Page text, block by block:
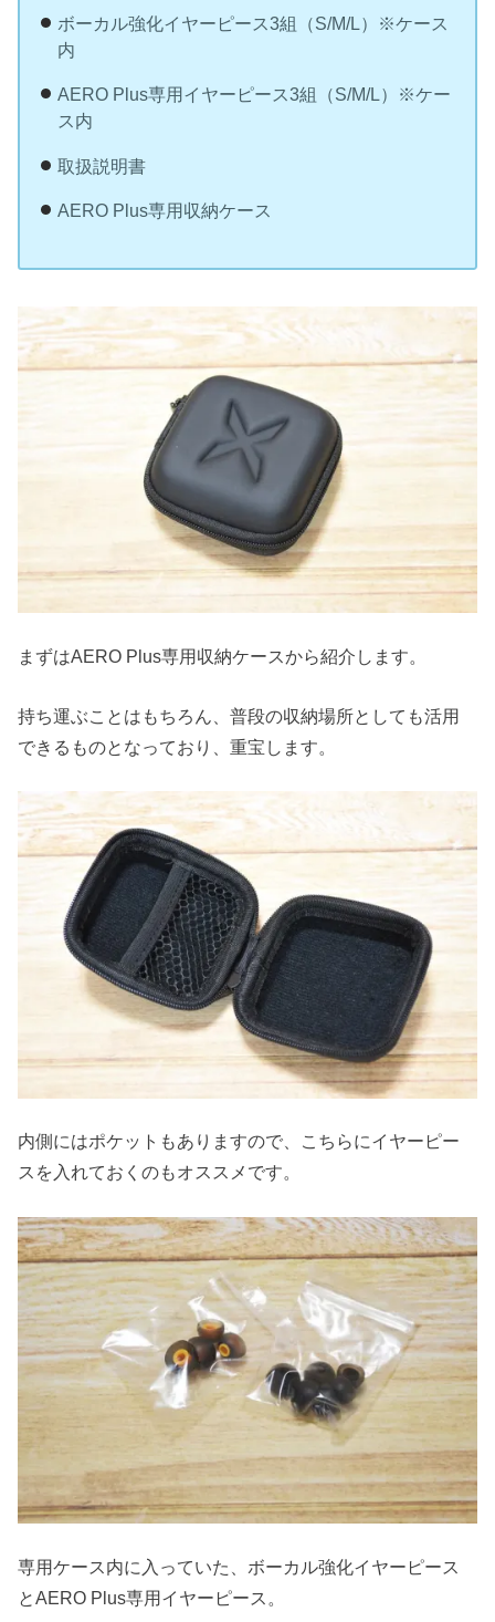
ボーカル強化イヤーピース3組（S/M/L）※ケース
内
AERO Plus専用イヤーピース3組（S/M/L）※ケー
ス内
取扱説明書
AERO Plus専用収納ケース
まずはAERO Plus専用収納ケースから紹介します。
持ち運ぶことはもちろん、普段の収納場所としても活用
できるものとなっており、重宝します。
内側にはポケットもありますので、こちらにイヤーピー
スを入れておくのもオススメです。
専用ケース内に入っていた、ボーカル強化イヤーピース
とAERO Plus専用イヤーピース。